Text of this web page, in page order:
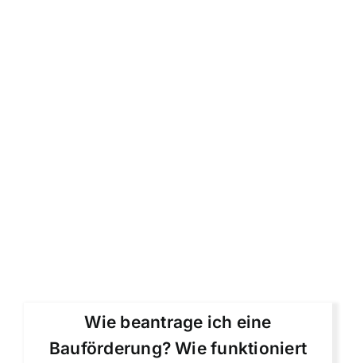
Wie beantrage ich eine
Bauförderung? Wie funktioniert